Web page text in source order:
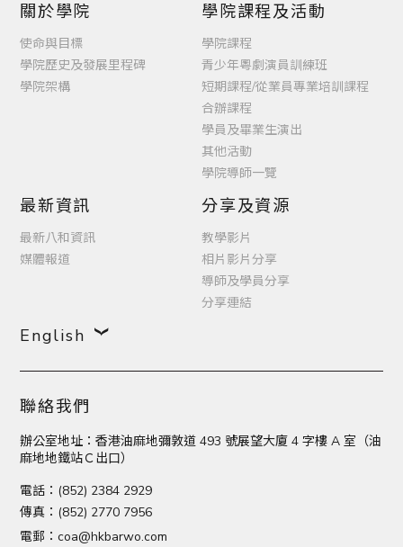
關於學院
使命與目標
學院歷史及發展里程碑
學院架構
學院課程及活動
學院課程
青少年粵劇演員訓練班
短期課程/從業員專業培訓課程
合辦課程
學員及畢業生演出
其他活動
學院導師一覽
最新資訊
最新八和資訊
媒體報道
分享及資源
教學影片
相片影片分享
導師及學員分享
分享連結
English
聯絡我們
辦公室地址：香港油麻地彌敦道 493 號展望大廈 4 字樓 A 室（油
麻地地鐵站Ｃ出口）
電話：(852) 2384 2929
傳真：(852) 2770 7956
電郵： coa@hkbarwo.com